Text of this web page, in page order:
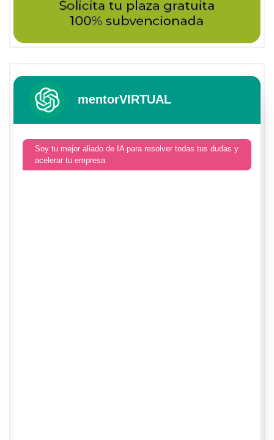
mentorVIRTUAL
Soy tu mejor aliado de IA para resolver todas tus dudas y
acelerar tu empresa